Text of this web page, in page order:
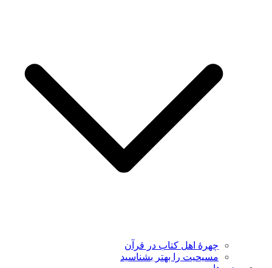
چهرۀ اهل کتاب در قرآن
مسیحیت را بهتر بشناسید